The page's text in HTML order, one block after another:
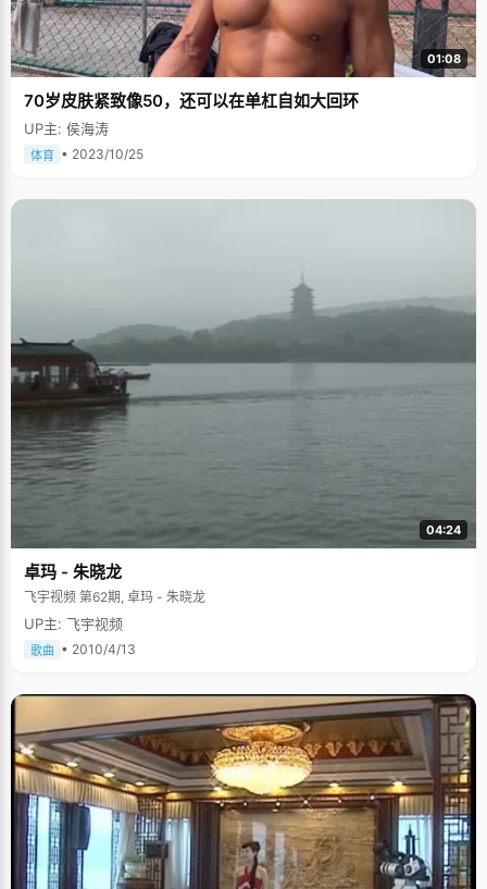
01:08
70岁皮肤紧致像50，还可以在单杠自如大回环
UP主: 侯海涛
体育 • 2023/10/25
04:24
卓玛 - 朱晓龙
飞宇视频 第62期, 卓玛 - 朱晓龙
UP主: 飞宇视频
歌曲 • 2010/4/13